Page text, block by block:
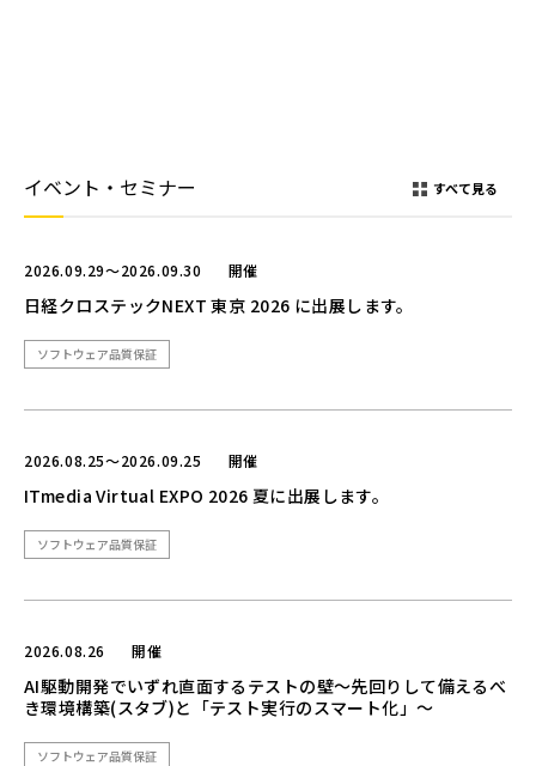
イベント・セミナー
2026.09.29～2026.09.30 開催
日経クロステックNEXT 東京 2026 に出展します。
ソフトウェア品質保証
2026.08.25～2026.09.25 開催
ITmedia Virtual EXPO 2026 夏に出展します。
ソフトウェア品質保証
2026.08.26 開催
AI駆動開発でいずれ直面するテストの壁〜先回りして備えるべ
き環境構築(スタブ)と「テスト実行のスマート化」〜
ソフトウェア品質保証
すべて見る